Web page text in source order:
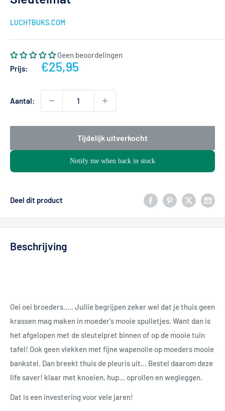
LUCHTBUKS.COM
Geen beoordelingen
Prijs:
Actieprijs
€25,95
Aantal:
Tijdelijk uitverkocht
Notify me when back in stock
Deel dit product
Beschrijving
Oei oei broeders..... Jullie begrijpen zeker wel dat je thuis geen
krassen mag maken in moeder's mooie spulletjes. Want dan is
het afgelopen met de sleutelpret binnen of op de mooie tuin
tafel! Ook geen vlekken met fijne wapenolie op moeders mooie
bankstel. Dan breekt thuis de pleuris uit... Bestel daarom deze
life saver! klaar met knoeien, hup... oprollen en wegleggen.
Dat is een investering voor vele jaren!